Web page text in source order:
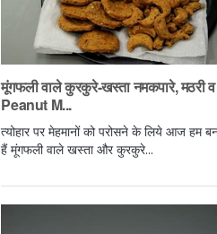
मूंगफली वाले कुरकुरे-खस्ता नमकपारे, मठरी
Peanut M...
त्योहार पर मेहमानों को परोसने के लिये आज हम
हैं मूंगफली वाले खस्ता और कुरकुरे...